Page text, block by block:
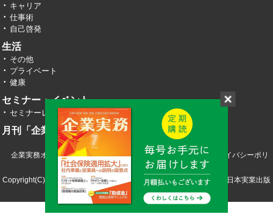
キャリア
仕事術
自己啓発
生活
その他
プライベート
健康
セミナー・イベント
セミナーレポート
月刊「企業実務」
企業実務オンライン TOP 運営会社 お問い合わせ
プライバシーポリ
シー
Copyright(C) 2026 株式会社エヌ・ジェイ・ハイ・テック／株式会社日本実業出版
社 All RIght Reserved.